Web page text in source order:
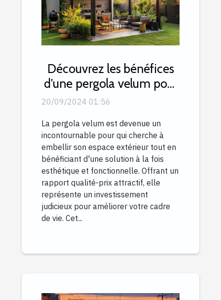
Découvrez les bénéfices
d'une pergola velum pour
le rapport qualité-prix
20/09/2024 01:56
La pergola velum est devenue un
incontournable pour qui cherche à
embellir son espace extérieur tout en
bénéficiant d'une solution à la fois
esthétique et fonctionnelle. Offrant un
rapport qualité-prix attractif, elle
représente un investissement
judicieux pour améliorer votre cadre
de vie. Cet...